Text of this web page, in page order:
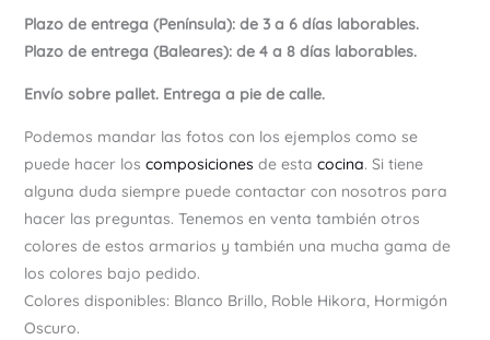
Plazo de entrega (Península): de 3 a 6 días laborables.
Plazo de entrega (Baleares): de 4 a 8 días laborables.
Envío sobre pallet. Entrega a pie de calle.
Podemos mandar las fotos con los ejemplos como se
puede hacer los composiciones de esta cocina. Si tiene
alguna duda siempre puede contactar con nosotros para
hacer las preguntas. Tenemos en venta también otros
colores de estos armarios y también una mucha gama de
los colores bajo pedido.
Colores disponibles: Blanco Brillo, Roble Hikora, Hormigón
Oscuro.